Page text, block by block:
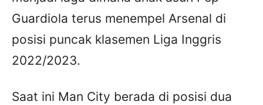
Guardiola terus menempel Arsenal di
posisi puncak klasemen Liga Inggris
2022/2023.
Saat ini Man City berada di posisi dua